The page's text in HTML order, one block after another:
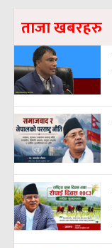
ताजा खबरहरु